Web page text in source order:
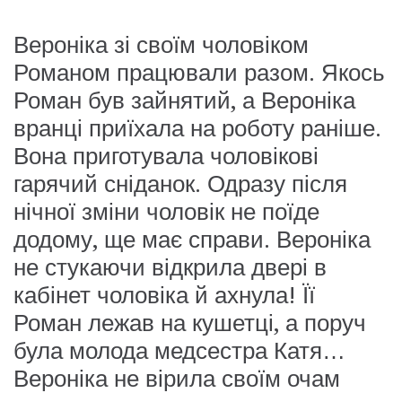
Вероніка зі своїм чоловіком
Романом працювали разом. Якось
Роман був зайнятий, а Вероніка
вранці приїхала на роботу раніше.
Вона приготувала чоловікові
гарячий сніданок. Одразу після
нічної зміни чоловік не поїде
додому, ще має справи. Вероніка
не стукаючи відкрила двері в
кабінет чоловіка й ахнула! Її
Роман лежав на кушетці, а поруч
була молода медсестра Катя…
Вероніка не вірила своїм очам